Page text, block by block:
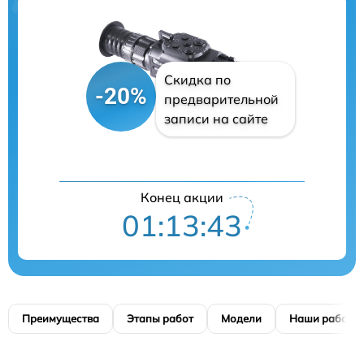
-20%
Скидка по
предварительной
записи на сайте
Конец акции
01:13:42
Преимущества Этапы работ Модели Наши работы